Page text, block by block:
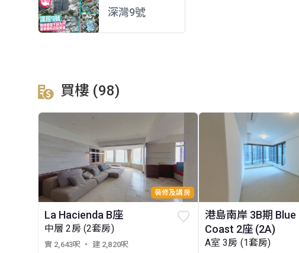
深灣9號
買樓 (98)
裝修及講房
La Hacienda B座
中層 2房 (2套房)
實 2,643呎 ・ 建 2,820呎
港島南岸 3B期 Blue
Coast 2座 (2A)
A室 3房 (1套房)